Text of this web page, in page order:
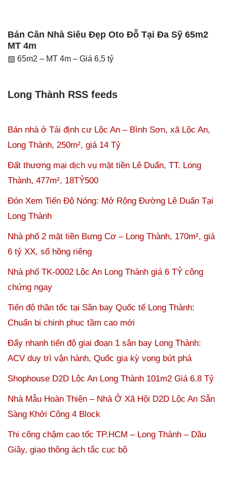
Bán Căn Nhà Siêu Đẹp Oto Đỗ Tại Đa Sỹ 65m2
MT 4m
▨ 65m2 – MT 4m – Giá 6,5 tỷ
Long Thành RSS feeds
Bán nhà ở Tái định cư Lộc An – Bình Sơn, xã Lộc An,
Long Thành, 250m², giá 14 Tỷ
Đất thương mại dịch vụ mặt tiền Lê Duẩn, TT. Long
Thành, 477m², 18TỶ500
Đón Xem Tiến Độ Nóng: Mở Rộng Đường Lê Duẩn Tại
Long Thành
Nhà phố 2 mặt tiền Bưng Cơ – Long Thành, 170m², giá
6 tỷ XX, sổ hồng riêng
Nhà phố TK-0002 Lộc An Long Thành giá 6 TỶ công
chứng ngay
Tiến độ thần tốc tại Sân bay Quốc tế Long Thành:
Chuẩn bị chinh phục tầm cao mới
Đẩy nhanh tiến độ giai đoạn 1 sân bay Long Thành:
ACV duy trì vận hành, Quốc gia kỳ vọng bứt phá
Shophouse D2D Lộc An Long Thành 101m2 Giá 6.8 Tỷ
Nhà Mẫu Hoàn Thiện – Nhà Ở Xã Hội D2D Lộc An Sẵn
Sàng Khởi Công 4 Block
Thi công chậm cao tốc TP.HCM – Long Thành – Dầu
Giây, giao thông ách tắc cục bộ